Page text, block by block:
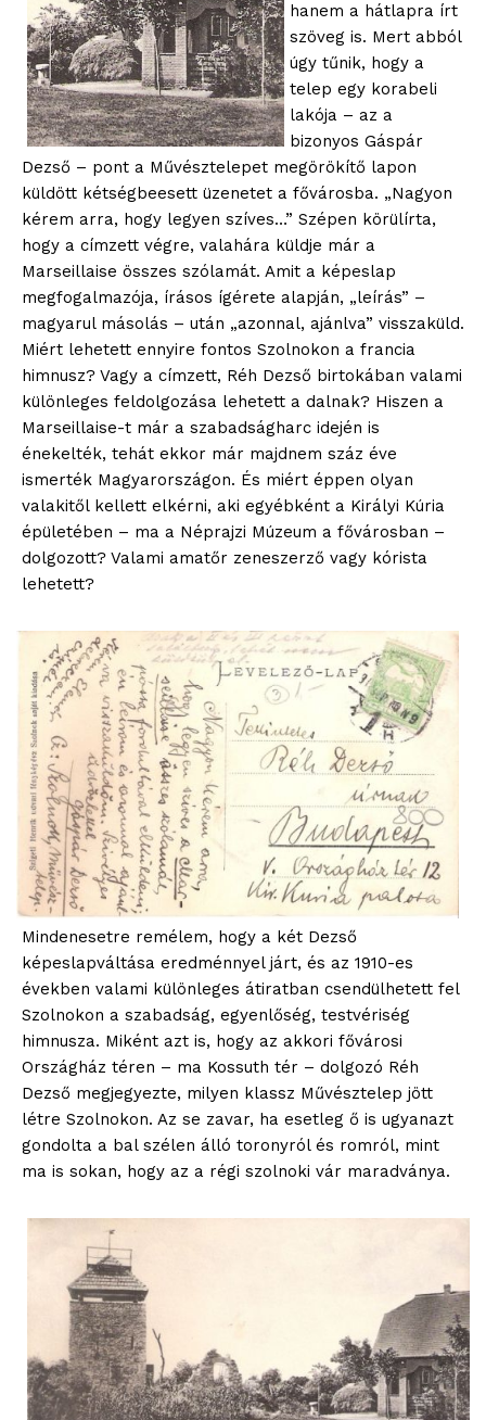
hanem a hátlapra írt
szöveg is. Mert abból
úgy tűnik, hogy a
telep egy korabeli
lakója – az a
bizonyos Gáspár
Dezső – pont a Művésztelepet megörökítő lapon
küldött kétségbeesett üzenetet a fővárosba. „Nagyon
kérem arra, hogy legyen szíves…” Szépen körülírta,
hogy a címzett végre, valahára küldje már a
Marseillaise összes szólamát. Amit a képeslap
megfogalmazója, írásos ígérete alapján, „leírás” –
magyarul másolás – után „azonnal, ajánlva” visszaküld.
Miért lehetett ennyire fontos Szolnokon a francia
himnusz? Vagy a címzett, Réh Dezső birtokában valami
különleges feldolgozása lehetett a dalnak? Hiszen a
Marseillaise-t már a szabadságharc idején is
énekelték, tehát ekkor már majdnem száz éve
ismerték Magyarországon. És miért éppen olyan
valakitől kellett elkérni, aki egyébként a Királyi Kúria
épületében – ma a Néprajzi Múzeum a fővárosban –
dolgozott? Valami amatőr zeneszerző vagy kórista
lehetett?
Mindenesetre remélem, hogy a két Dezső
képeslapváltása eredménnyel járt, és az 1910-es
években valami különleges átiratban csendülhetett fel
Szolnokon a szabadság, egyenlőség, testvériség
himnusza. Miként azt is, hogy az akkori fővárosi
Országház téren – ma Kossuth tér – dolgozó Réh
Dezső megjegyezte, milyen klassz Művésztelep jött
létre Szolnokon. Az se zavar, ha esetleg ő is ugyanazt
gondolta a bal szélen álló toronyról és romról, mint
ma is sokan, hogy az a régi szolnoki vár maradványa.